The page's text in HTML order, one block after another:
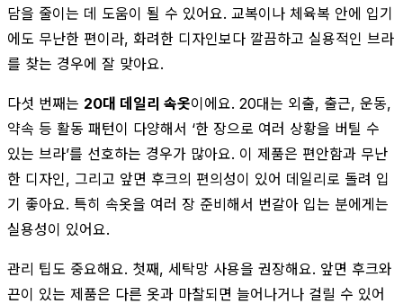
담을 줄이는 데 도움이 될 수 있어요. 교복이나 체육복 안에 입기
에도 무난한 편이라, 화려한 디자인보다 깔끔하고 실용적인 브라
를 찾는 경우에 잘 맞아요.
다섯 번째는 20대 데일리 속옷이에요. 20대는 외출, 출근, 운동,
약속 등 활동 패턴이 다양해서 ‘한 장으로 여러 상황을 버틸 수
있는 브라’를 선호하는 경우가 많아요. 이 제품은 편안함과 무난
한 디자인, 그리고 앞면 후크의 편의성이 있어 데일리로 돌려 입
기 좋아요. 특히 속옷을 여러 장 준비해서 번갈아 입는 분에게는
실용성이 있어요.
관리 팁도 중요해요. 첫째, 세탁망 사용을 권장해요. 앞면 후크와
끈이 있는 제품은 다른 옷과 마찰되면 늘어나거나 걸릴 수 있어